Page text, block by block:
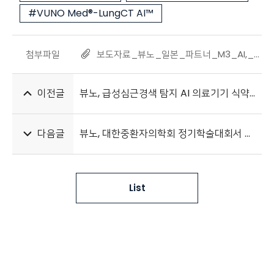
#VUNO Med®-LungCT AI™
첨부파일 보도자료_뷰노_일본_파트너_M3_AI,_현지_최고_수준_영업망_확보_20240429.pdf
이전글 뷰노, 급성심근경색 탐지 AI 의료기기 식약처 허가 획득
다음글 뷰노, 대한중환자의학회 정기학술대회서 뷰노메드 딥카스™ 전시
List